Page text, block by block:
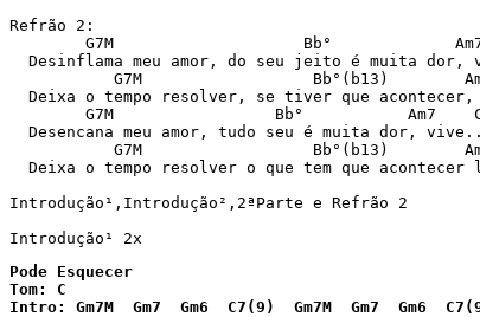
Refrão 2:
G7M                    Bb°
Desinflama meu amor, do seu jeito é muita dor,
G7M                  Bb°(b13)
Deixa o tempo resolver, se tiver que acontecer,
G7M                 Bb°           Am7
Desencana meu amor, tudo seu é muita dor,
G7M                  Bb°(b13)
Deixa o tempo resolver o que tem que acontecer
Introdução¹,Introdução²,2ªParte e Refrão 2
Pode Esquecer
Tom: C
Intro: Gm7M  Gm7  Gm6  C7(9)  Gm7M  Gm7  Gm6